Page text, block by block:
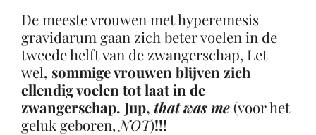
De meeste vrouwen met hyperemesis
gravidarum gaan zich beter voelen in de
tweede helft van de zwangerschap, Let
wel, sommige vrouwen blijven zich
ellendig voelen tot laat in de
zwangerschap. Jup, that was me (voor het
geluk geboren, NOT)!!!